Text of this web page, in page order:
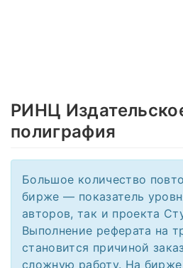
РИНЦ
полиграфия
Большое количество
бирже — показатель
авторов, так и проекта
Выполнение реферата на
становится причиной
сложную работу. На